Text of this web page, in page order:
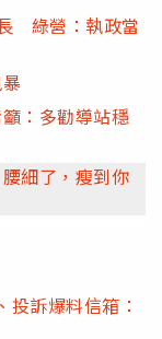
綠營：執政當
：多勸導站穩
細了，瘦到你
、投訴爆料信箱：